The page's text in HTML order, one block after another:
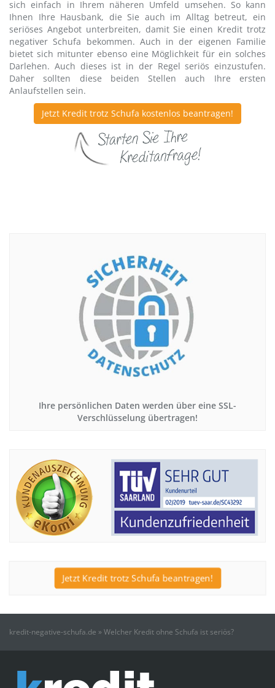
sich einfach in Ihrem näheren Umfeld umsehen. So kann
Ihnen Ihre Hausbank, die Sie auch im Alltag betreut, ein
seriöses Angebot unterbreiten, damit Sie einen Kredit trotz
negativer Schufa bekommen. Auch in der eigenen Familie
bietet sich mitunter ebenso eine Möglichkeit für ein solches
Darlehen. Auch dieses ist in der Regel seriös einzustufen.
Daher sollten diese beiden Stellen auch Ihre ersten
Anlaufstellen sein.
Jetzt Kredit trotz Schufa kostenlos beantragen!
Ihre persönlichen Daten werden über eine SSL-
Verschlüsselung übertragen!
Jetzt Kredit trotz Schufa beantragen!
kredit-negative-schufa.de » Welcher Kredit ohne Schufa ist seriös?